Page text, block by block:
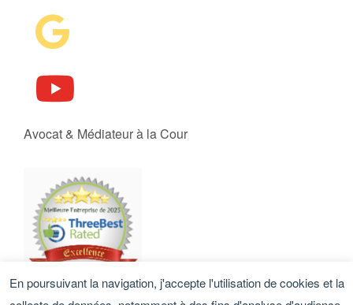
Avocat & Médiateur à la Cour
En poursuivant la navigation, j'accepte l'utilisation de cookies et la